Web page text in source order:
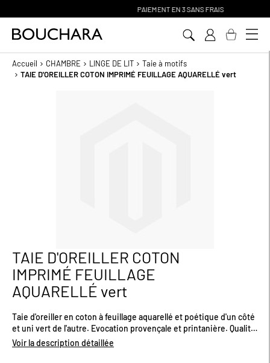
PAIEMENT EN 3 SANS FRAIS
Accueil CHAMBRE LINGE DE LIT
Taie à motifs
TAIE D'OREILLER COTON IMPRIMÉ FEUILLAGE AQUARELLÉ vert
Passer
au
début
de
la
Galerie
d’images
TAIE D'OREILLER COTON
IMPRIMÉ FEUILLAGE
AQUARELLÉ vert
Taie d'oreiller en coton à feuillage aquarellé et poétique d'un côté
et uni vert de l'autre. Evocation provençale et printanière. Qualité
57 fils/cm² assurant confort, souplesse et douceur. Fabriquée au
Portugal. Plusieurs tailles disponibles.
Voir la description détaillée